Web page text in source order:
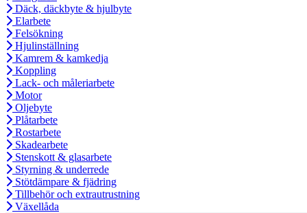
Däck, däckbyte & hjulbyte
Elarbete
Felsökning
Hjulinställning
Kamrem & kamkedja
Koppling
Lack- och måleriarbete
Motor
Oljebyte
Plåtarbete
Rostarbete
Skadearbete
Stenskott & glasarbete
Styrning & underrede
Stötdämpare & fjädring
Tillbehör och extrautrustning
Växellåda